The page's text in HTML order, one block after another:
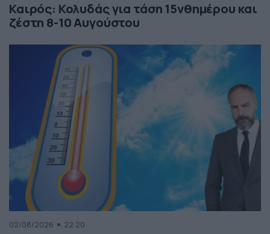
Καιρός: Κολυδάς για τάση 15νθημέρου και
ζέστη 8-10 Αυγούστου
02/08/2026 22:20